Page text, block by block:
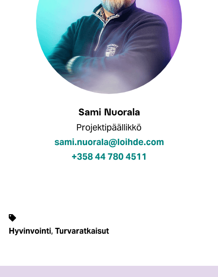
Sami Nuorala
Projektipäällikkö
sami.nuorala@loihde.com
+358 44 780 4511
Hyvinvointi, Turvaratkaisut